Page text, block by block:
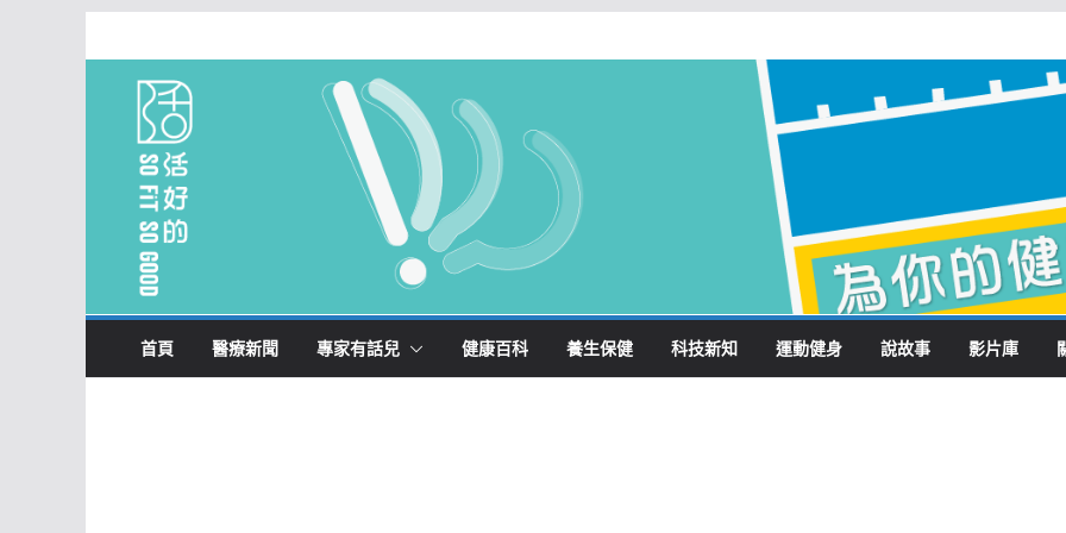
content
首頁 醫療新聞 專家有話兒 健康百科 養生保健 科技新知 運動健身 說故事 影片庫